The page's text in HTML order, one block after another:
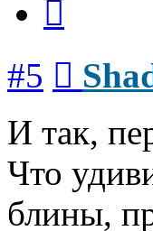
#5
И так,
Что
блины,